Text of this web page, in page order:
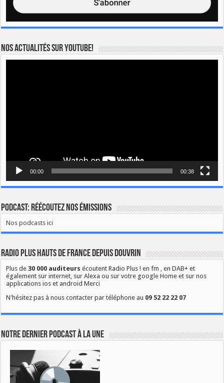
Nos actualités sur YOUTUBE!
00:00 00:38
Podcast: Réécoutez nos émissions
Nos podcasts ici
Radio Plus Hauts de France depuis Douvrin
Plus de30 000 auditeurs écoutent Radio Plus ! en fm , en DAB+ et
également sur internet, sur Alexa ou sur votre google Home et sur nos
applications ios et android Merci
N'hésitez pas à nous contacter par téléphone au 09 52 22 22 07
Notre dernier podcast à la une